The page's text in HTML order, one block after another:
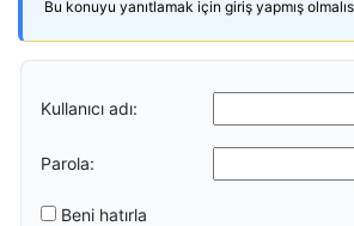
Bu konuyu yanıtlamak için giriş yapmış
Kullanıcı adı:
Parola:
Beni hatırla